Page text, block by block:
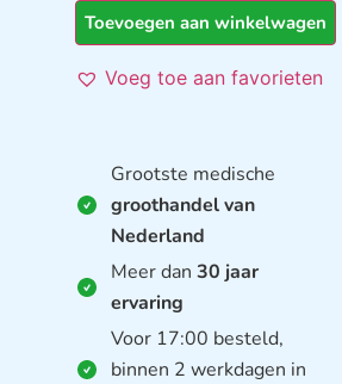
Toevoegen aan winkelwagen
Voeg toe aan favorieten
Grootste medische
groothandel van
Nederland
Meer dan 30 jaar
ervaring
Voor 17:00 besteld,
binnen 2 werkdagen in